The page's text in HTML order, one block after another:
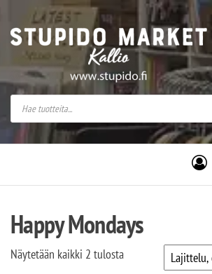
Stupido Market – verkossa ja
Stupido
Happy Mondays
Näytetään kaikki 2 tulosta